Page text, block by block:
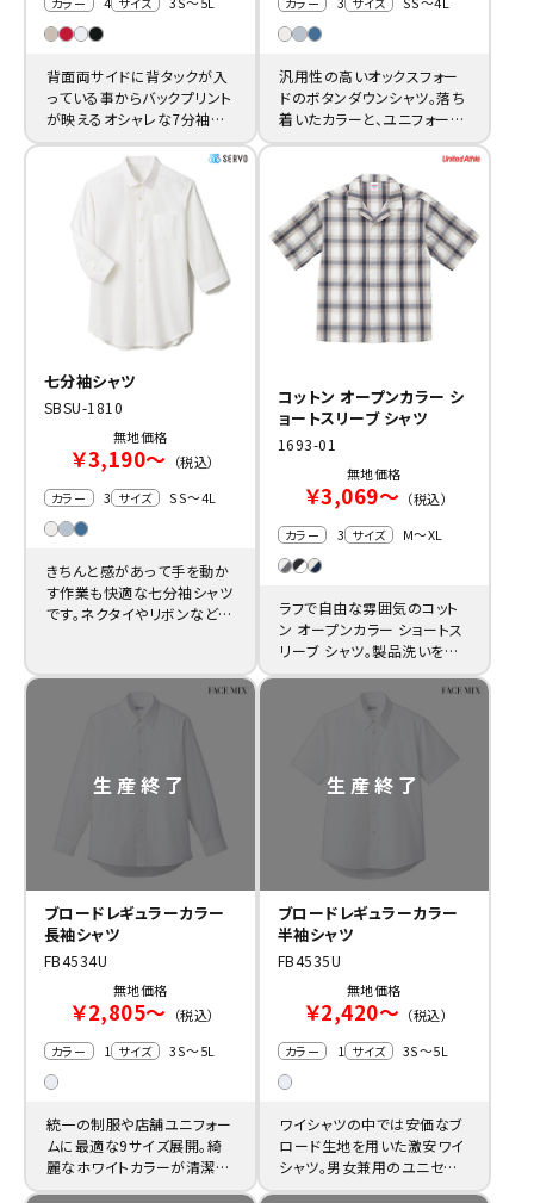
背面両サイドに背タックが入
っている事からバックプリント
が映えるオシャレな7分袖Ｙ
汎用性の高いオックスフォー
ドのボタンダウンシャツ。落ち
着いたカラーと、ユニフォーム
七分袖シャツ
SBSU-1810
無地価格
￥3,190～ （税込）
カラー 3 サイズ SS～4L
きちんと感があって手を動か
す作業も快適な七分袖シャツ
です。ネクタイやリボンなど、
コットン オープンカラー シ
ョートスリーブ シャツ
1693-01
無地価格
￥3,069～ （税込）
カラー 3 サイズ M～XL
ラフで自由な雰囲気のコット
ン オープンカラー ショートス
リーブ シャツ。製品洗いを施
ブロードレギュラーカラー
長袖シャツ
FB4534U
無地価格
￥2,805～ （税込）
カラー 1 サイズ 3S～5L
統一の制服や店舗ユニフォー
ムに最適な9サイズ展開。綺
麗なホワイトカラーが清潔感
ブロードレギュラーカラー
半袖シャツ
FB4535U
無地価格
￥2,420～ （税込）
カラー 1 サイズ 3S～5L
ワイシャツの中では安価なブ
ロード生地を用いた激安ワイ
シャツ。男女兼用のユニセッ